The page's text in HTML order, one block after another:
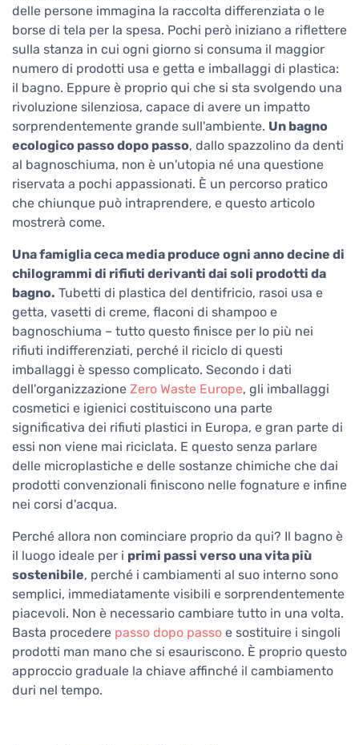
delle persone immagina la raccolta differenziata o le
borse di tela per la spesa. Pochi però iniziano a riflettere
sulla stanza in cui ogni giorno si consuma il maggior
numero di prodotti usa e getta e imballaggi di plastica:
il bagno. Eppure è proprio qui che si sta svolgendo una
rivoluzione silenziosa, capace di avere un impatto
sorprendentemente grande sull'ambiente. Un bagno
ecologico passo dopo passo, dallo spazzolino da denti
al bagnoschiuma, non è un'utopia né una questione
riservata a pochi appassionati. È un percorso pratico
che chiunque può intraprendere, e questo articolo
mostrerà come.
Una famiglia ceca media produce ogni anno decine di
chilogrammi di rifiuti derivanti dai soli prodotti da
bagno. Tubetti di plastica del dentifricio, rasoi usa e
getta, vasetti di creme, flaconi di shampoo e
bagnoschiuma – tutto questo finisce per lo più nei
rifiuti indifferenziati, perché il riciclo di questi
imballaggi è spesso complicato. Secondo i dati
dell'organizzazione Zero Waste Europe, gli imballaggi
cosmetici e igienici costituiscono una parte
significativa dei rifiuti plastici in Europa, e gran parte di
essi non viene mai riciclata. E questo senza parlare
delle microplastiche e delle sostanze chimiche che dai
prodotti convenzionali finiscono nelle fognature e infine
nei corsi d'acqua.
Perché allora non cominciare proprio da qui? Il bagno è
il luogo ideale per i primi passi verso una vita più
sostenibile, perché i cambiamenti al suo interno sono
semplici, immediatamente visibili e sorprendentemente
piacevoli. Non è necessario cambiare tutto in una volta.
Basta procedere passo dopo passo e sostituire i singoli
prodotti man mano che si esauriscono. È proprio questo
approccio graduale la chiave affinché il cambiamento
duri nel tempo.